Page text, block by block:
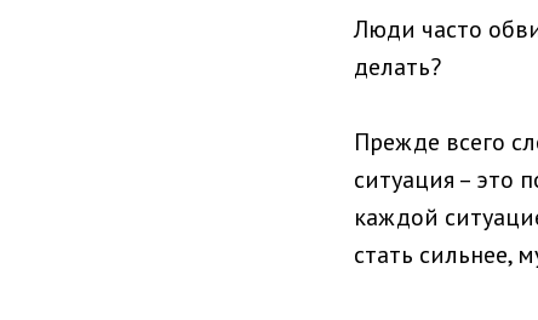
Люди часто
делать?
Прежде всего
ситуация – это
каждой
стать сильнее,